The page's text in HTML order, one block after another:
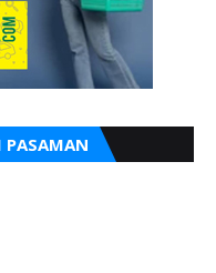
PASAMAN